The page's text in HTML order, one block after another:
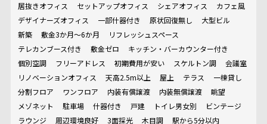
居抜きオフィス セットアップオフィス シェアオフィス
カフェ風
デザイナーズオフィス
一部什器付き 原状回復無し
大型ビル
新築
敷金3か月～6か月
リフレッシュスペース
テレカンブース付き
敷金ゼロ
キッチン・バーカウンター付き
個別空調
フリーアドレス 初期費用が安い スケルトン調
会議室
リノベーションオフィス
天高2.5m以上 屋上 テラス
一棟貸し
分割フロア
ワンフロア 内装有償譲渡 内装無償譲渡
眺望
メゾネット
駐車場 什器付き 戸建 トイレ男女別
ビンテージ
ラウンジ
周辺環境良好 3面採光 木目調
駅から5分以内